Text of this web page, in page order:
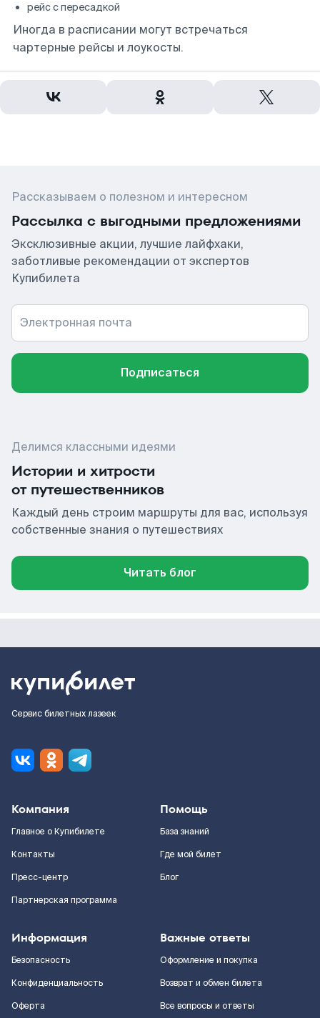
рейс с пересадкой
Иногда в расписании могут встречаться
чартерные рейсы и лоукосты.
Рассказываем о полезном и интересном
Рассылка с выгодными предложениями
Эксклюзивные акции, лучшие лайфхаки,
заботливые рекомендации от экспертов
Купибилета
Электронная почта
Подписаться
Делимся классными идеями
Истории и хитрости
от путешественников
Каждый день строим маршруты для вас, используя
собственные знания о путешествиях
Читать блог
Сервис билетных лазеек
Компания
Главное о Купибилете
Контакты
Пресс-центр
Партнерская программа
Помощь
База знаний
Где мой билет
Блог
Информация
Безопасность
Конфиденциальность
Оферта
Важные ответы
Оформление и покупка
Возврат и обмен билета
Все вопросы и ответы